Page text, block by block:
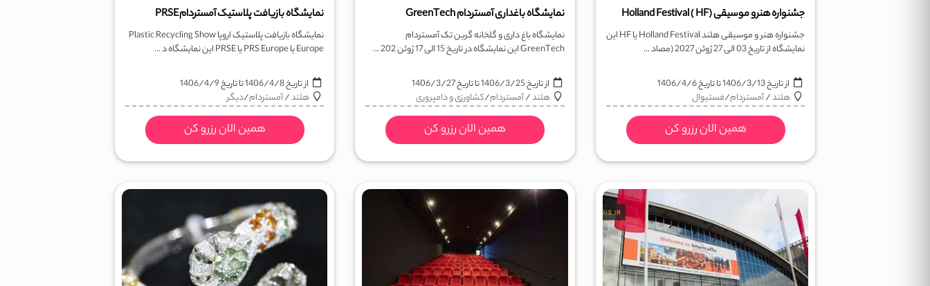
جشنواره هنرو موسیقی (Holland Festival ( HF
جشنواره هنر و موسیقی هلند Holland Festival یا HF این
نمایشگاه از تاریخ 03 الی 27 ژوئن 2027 (مصاد ...
از تاریخ1406/3/13تا تاریخ1406/4/6
هلند/آمستردام/فستيوال
همین الان رزرو کن
نمایشگاه باغداری آمستردام GreenTech
نمایشگاه باغ داری و گلخانه گرین تک آمستردام
GreenTech این نمایشگاه در تاریخ 15 الی 17 ژوئن 202 ...
از تاریخ1406/3/25تا تاریخ1406/3/27
هلند/آمستردام/کشاورزی و دامپروری
همین الان رزرو کن
نمایشگاه بازیافت پلاستیک آمستردامPRSE
نمایشگاه بازیافت پلاستیک اروپا Plastic Recycling Show
Europe یا PRS Europe یا PRSE این نمایشگاه د ...
از تاریخ1406/4/8تا تاریخ1406/4/9
هلند/آمستردام/دیگر
همین الان رزرو کن